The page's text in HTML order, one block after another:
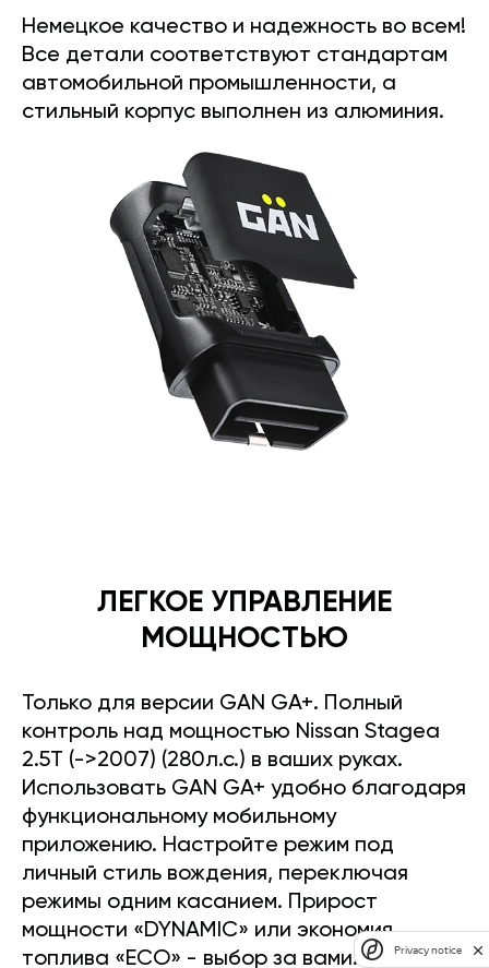
Немецкое качество и надежность во всем!
Все детали соответствуют стандартам
автомобильной промышленности, а
стильный корпус выполнен из алюминия.
ЛЕГКОЕ УПРАВЛЕНИЕ
МОЩНОСТЬЮ
Только для версии GAN GA+. Полный
контроль над мощностью Nissan Stagea
2.5T (->2007) (280л.с.) в ваших руках.
Использовать GAN GA+ удобно благодаря
функциональному мобильному
приложению. Настройте режим под
личный стиль вождения, переключая
режимы одним касанием. Прирост
мощности «DYNAMIC» или экономия
топлива «ECO» - выбор за вами.
Privacy notice